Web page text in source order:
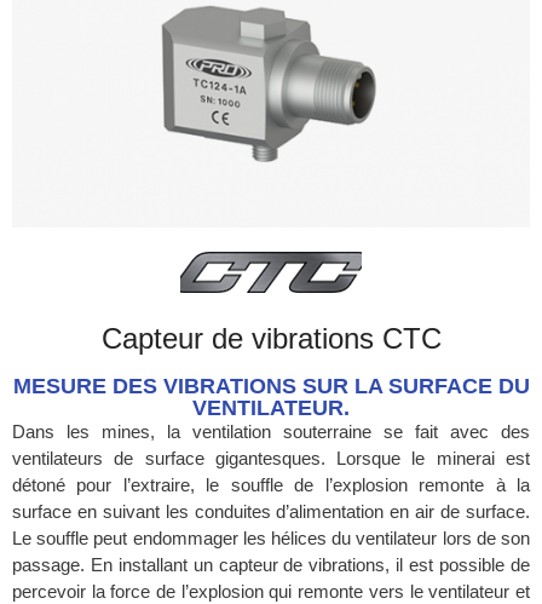
Capteur de vibrations CTC
MESURE DES VIBRATIONS SUR LA SURFACE DU
VENTILATEUR.
Dans les mines, la ventilation souterraine se fait avec des
ventilateurs de surface gigantesques. Lorsque le minerai est
détoné pour l’extraire, le souffle de l’explosion remonte à la
surface en suivant les conduites d’alimentation en air de surface.
Le souffle peut endommager les hélices du ventilateur lors de son
passage. En installant un capteur de vibrations, il est possible de
percevoir la force de l’explosion qui remonte vers le ventilateur et